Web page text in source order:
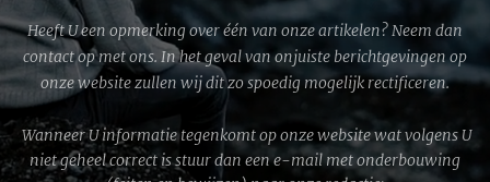
Heeft U een opmerking over één van onze artikelen? Neem dan
contact op met ons. In het geval van onjuiste berichtgevingen op
onze website zullen wij dit zo spoedig mogelijk rectificeren.
Wanneer U informatie tegenkomt op onze website wat volgens U
niet geheel correct is stuur dan een e-mail met onderbouwing